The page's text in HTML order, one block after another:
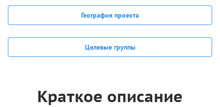
География проекта
Целевые группы
Краткое описание